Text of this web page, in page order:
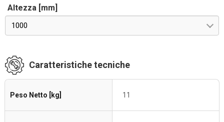
Altezza [mm]
1000
Caratteristiche tecniche
Peso Netto [kg] 11